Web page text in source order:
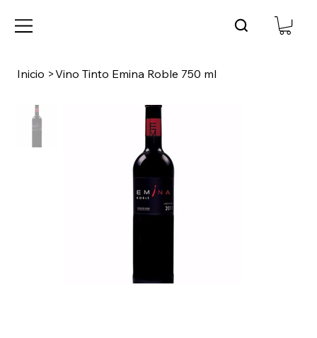
Inicio >Vino Tinto Emina Roble 750 ml